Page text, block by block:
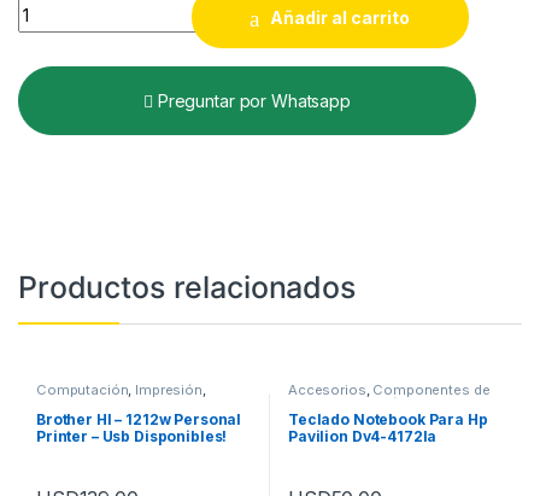
Auricular Gamer Havit H2026d 3.5 Black + Microfono + Rgb
Añadir al carrito
Preguntar por Whatsapp
Productos relacionados
Computación, Impresión,
Impresoras
Brother Hl – 1212w Personal
Printer – Usb Disponibles!
Accesorios, Componentes de
Computación ,
Accesorios,Teclados
Teclado Notebook Para Hp
Pavilion Dv4-4172la